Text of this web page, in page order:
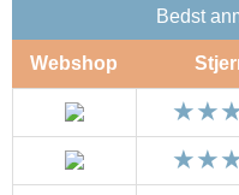
Bedst
Webshop